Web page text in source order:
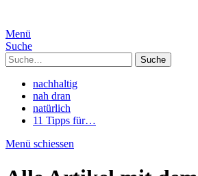
Menü
Suche
Suche
nachhaltig
nah dran
natürlich
11 Tipps für…
Menü schiessen